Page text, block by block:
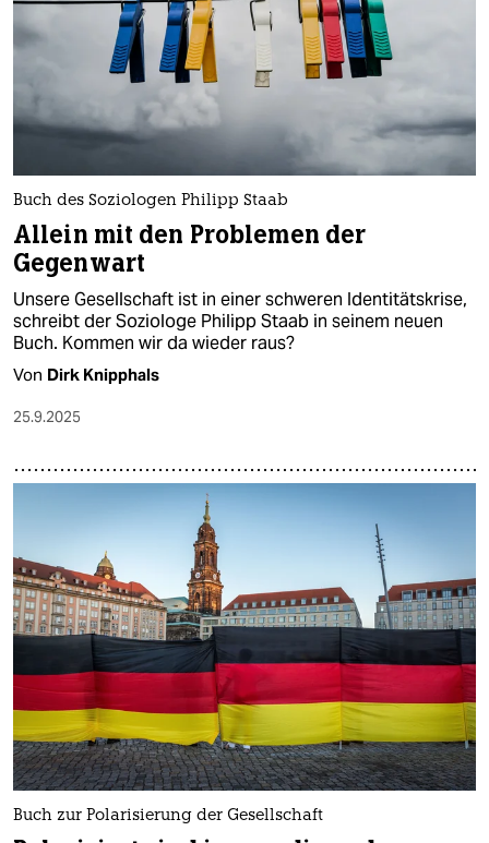
Buch des Soziologen Philipp Staab
Allein mit den Problemen der
Gegenwart
Unsere Gesellschaft ist in einer schweren Identitätskrise,
schreibt der Soziologe Philipp Staab in seinem neuen
Buch. Kommen wir da wieder raus?
Von Dirk Knipphals
25.9.2025
Buch zur Polarisierung der Gesellschaft